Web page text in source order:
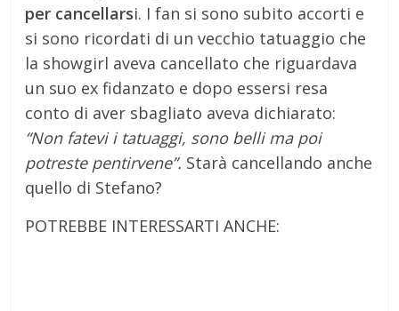
per cancellarsi. I fan si sono subito accorti e
si sono ricordati di un vecchio tatuaggio che
la showgirl aveva cancellato che riguardava
un suo ex fidanzato e dopo essersi resa
conto di aver sbagliato aveva dichiarato:
“Non fatevi i tatuaggi, sono belli ma poi
potreste pentirvene”. Starà cancellando anche
quello di Stefano?
POTREBBE INTERESSARTI ANCHE: